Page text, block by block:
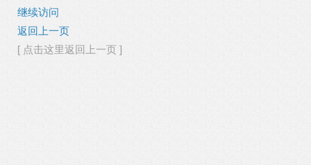
继续访问
返回上一页
[ 点击这里返回上一页 ]